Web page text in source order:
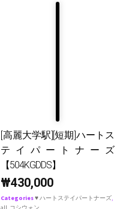
[高麗大学駅][短期]ハートス
テイパートナーズ
【504KGDDS】
₩430,000
Categories♥ ハートステイパートナーズ,